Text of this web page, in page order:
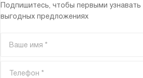
Подпишитесь, чтобы первыми узнавать
выгодных предложениях